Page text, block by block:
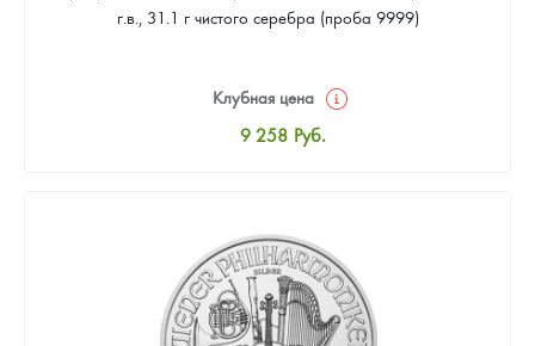
г.в., 31.1 г чистого серебра (проба 9999)
Клубная цена
9 258 Руб.
Цена выкупа
Звоните